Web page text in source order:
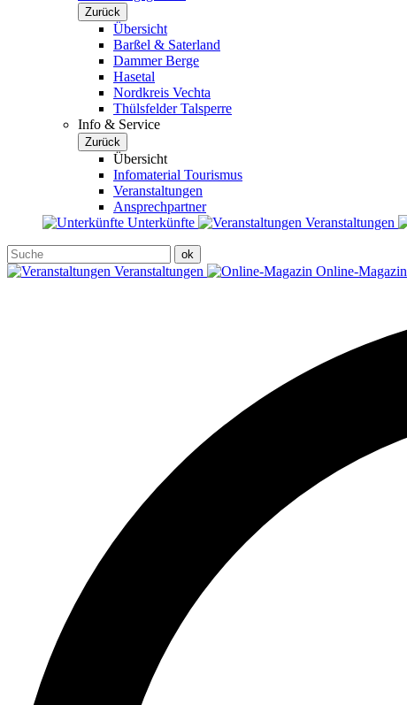
Zurück
Übersicht
Barßel & Saterland
Dammer Berge
Hasetal
Nordkreis Vechta
Thülsfelder Talsperre
Info & Service
Zurück
Übersicht
Infomaterial Tourismus
Veranstaltungen
Ansprechpartner
Unterkünfte
Veranstaltungen
Veranstaltungen Online-Magazin